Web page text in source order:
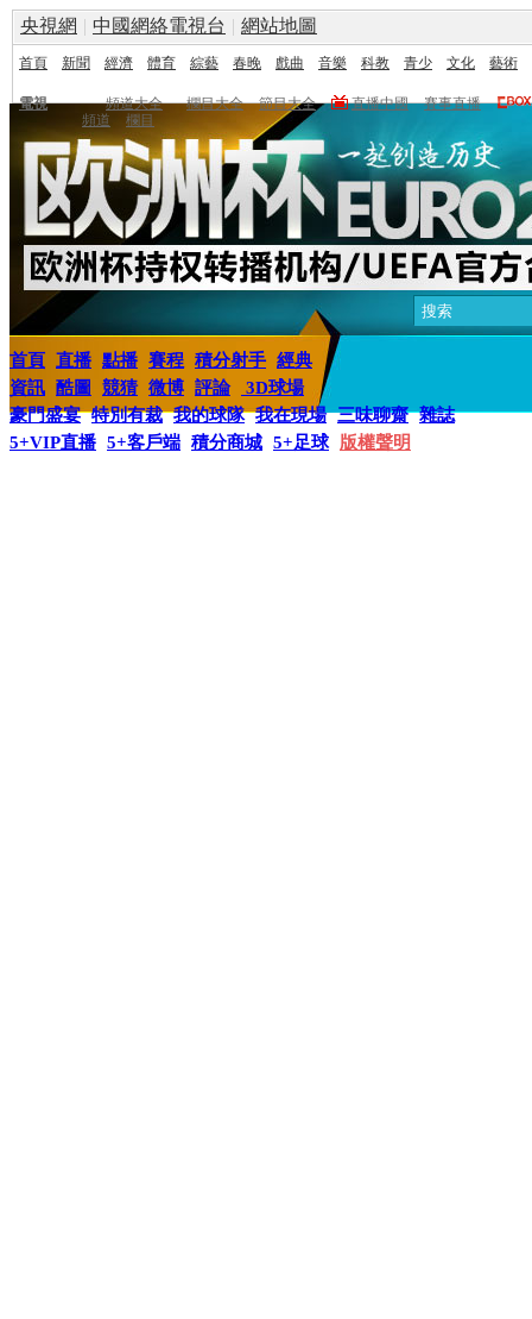
央視網 | 中國網絡電視台 | 網站地圖
首頁 新聞 經濟 體育 綜藝 春晚 戲曲 音樂 科教 青少 文化 藝術
電視 頻道大全 欄目大全 節目大全 直播中國
賽事直播
頻道
欄目
首頁 直播 點播 賽程 積分射手 經典
資訊 酷圖 競猜 微博 評論
3D球場
豪門盛宴 特別有裁 我的球隊 我在現場 三味聊齋 雜誌
5+VIP直播 5+客戶端 積分商城 5+足球 版權聲明